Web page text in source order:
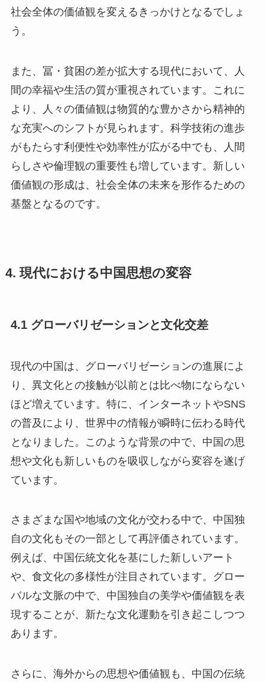
社会全体の価値観を変えるきっかけとなるでしょ
う。
また、冨・貧困の差が拡大する現代において、人
間の幸福や生活の質が重視されています。これに
より、人々の価値観は物質的な豊かさから精神的
な充実へのシフトが見られます。科学技術の進歩
がもたらす利便性や効率性が広がる中でも、人間
らしさや倫理観の重要性も増しています。新しい
価値観の形成は、社会全体の未来を形作るための
基盤となるのです。
4. 現代における中国思想の変容
4.1 グローバリゼーションと文化交差
現代の中国は、グローバリゼーションの進展によ
り、異文化との接触が以前とは比べ物にならない
ほど増えています。特に、インターネットやSNS
の普及により、世界中の情報が瞬時に伝わる時代
となりました。このような背景の中で、中国の思
想や文化も新しいものを吸収しながら変容を遂げ
ています。
さまざまな国や地域の文化が交わる中で、中国独
自の文化もその一部として再評価されています。
例えば、中国伝統文化を基にした新しいアート
や、食文化の多様性が注目されています。グロー
バルな文脈の中で、中国独自の美学や価値観を表
現することが、新たな文化運動を引き起こしつつ
あります。
さらに、海外からの思想や価値観も、中国の伝統